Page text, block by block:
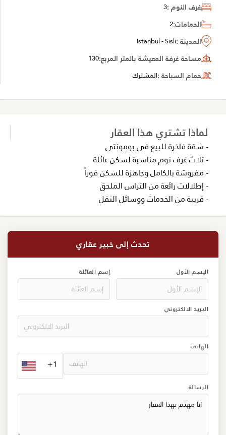
غرف النوم :3
الحمامات:2
المدينة :Istanbul - Sisli
مساحة غرفة المعيشة بالمتر المربع:130
حمام السباحة :المشترك
لماذا تشتري هذا العقار
- شقة فاخرة للبيع في بومونتي
- ثلاث غرف نوم مناسبة لسكن عائلة
- مفروشة بالكامل وجاهزة للسكن فوراً
- إطلالات رائعة من التراس الملحق
- قريبة من الخدمات ووسائل النقل
تحدث إلى خبير عقاري
الإسم الأول إسم العائلة
البريد الالكتروني
الهاتف
+1
الرسالة